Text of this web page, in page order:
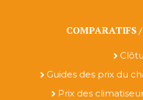
COMPARATIFS
Guides des prix du
Prix des